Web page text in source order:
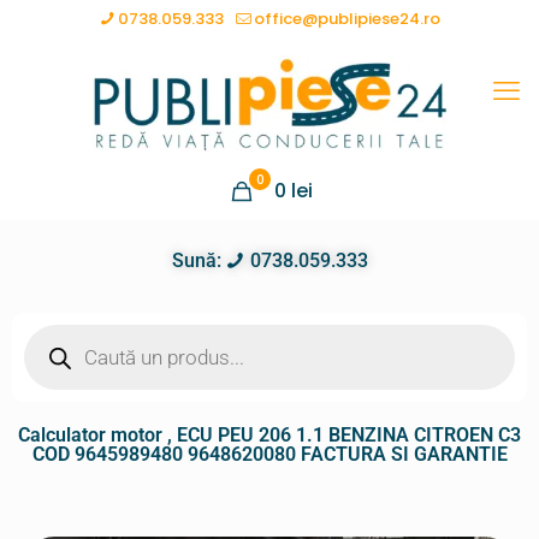
0738.059.333 office@publipiese24.ro
0 0 lei
Sună: 0738.059.333
Calculator motor , ECU PEU 206 1.1 BENZINA CITROEN C3
COD 9645989480 9648620080 FACTURA SI GARANTIE